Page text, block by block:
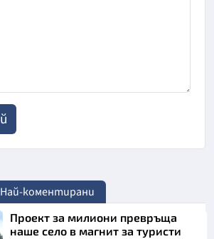
Най-коментирани
Проект за милиони превръща
наше село в магнит за туристи